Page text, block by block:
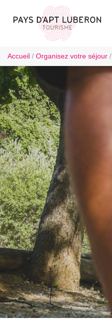
Accueil / Organisez votre séjour /